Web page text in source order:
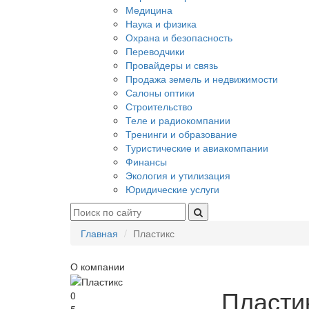
Медицина
Наука и физика
Охрана и безопасность
Переводчики
Провайдеры и связь
Продажа земель и недвижимости
Салоны оптики
Строительство
Теле и радиокомпании
Тренинги и образование
Туристические и авиакомпании
Финансы
Экология и утилизация
Юридические услуги
Главная Пластикс
О компании
0